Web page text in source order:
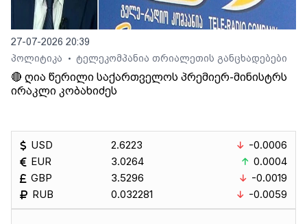
27-07-2026 20:39
პოლიტიკა
• ტელეკომპანია თრიალეთის განცხადებები
🔴 ღია წერილი საქართველოს პრემიერ-მინისტრს
ირაკლი კობახიძეს
USD
EUR
GBP
RUB
2.6223
3.0264
3.5296
0.032281
-0.0006
0.0004
-0.0019
-0.0059